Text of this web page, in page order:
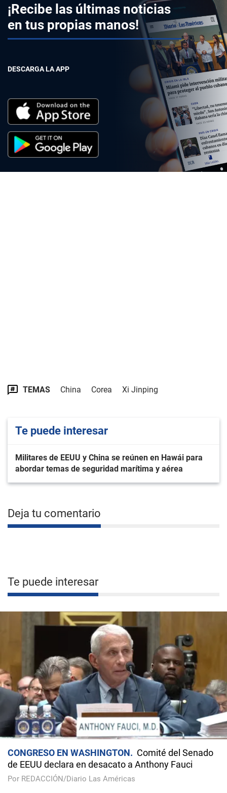
¡Recibe las últimas noticias
en tus propias manos!
DESCARGA LA APP
TEMAS China Corea Xi Jinping
Te puede interesar
Militares de EEUU y China se reúnen en Hawái para
abordar temas de seguridad marítima y aérea
Deja tu comentario
Te puede interesar
CONGRESO EN WASHINGTON
Comité del Senado
de EEUU declara en desacato a Anthony Fauci
Por REDACCIÓN/Diario Las Américas